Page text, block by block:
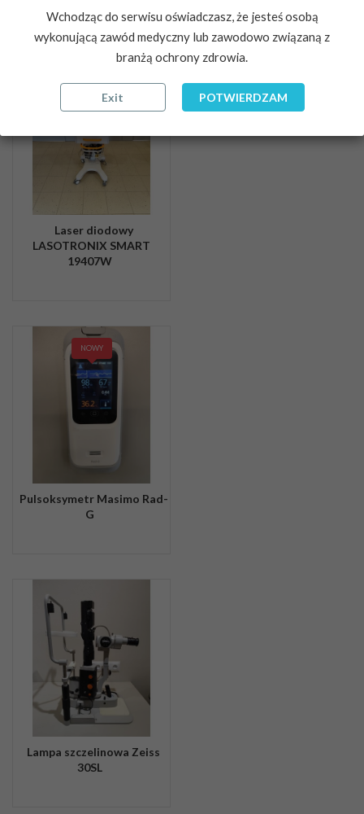
Laser diodowy
LASOTRONIX SMART
19407W
Pulsoksymetr Masimo Rad-
G
NOWY
Lampa szczelinowa Zeiss
30SL
Wchodząc do serwisu oświadczasz, że jesteś osobą
wykonującą zawód medyczny lub zawodowo związaną z
branżą ochrony zdrowia.
Exit POTWIERDZAM